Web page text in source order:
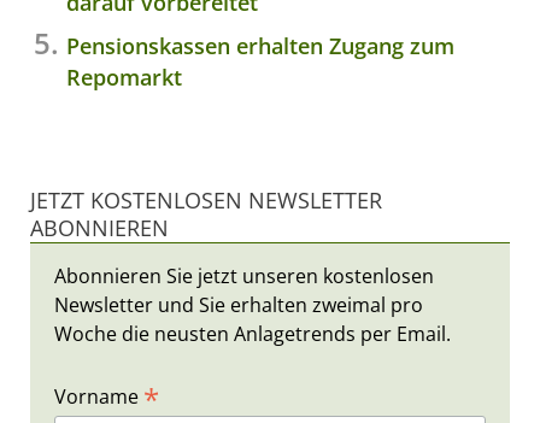
Pensionskassen erhalten Zugang zum
Repomarkt
JETZT KOSTENLOSEN NEWSLETTER
ABONNIEREN
Abonnieren Sie jetzt unseren kostenlosen
Newsletter und Sie erhalten zweimal pro
Woche die neusten Anlagetrends per Email.
Vorname *